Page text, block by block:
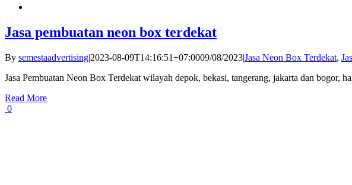
Jasa pembuatan neon box terdekat
By semestaadvertising|2023-08-09T14:16:51+07:0009/08/2023|Jasa Neon Box Terdekat,
Jasa Pembuatan Neon Box Terdekat wilayah depok, bekasi, tangerang, jakarta dan bogor,
Read More
0